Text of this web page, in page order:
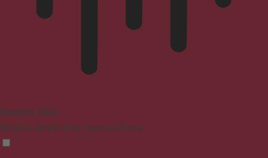
Blindness Mode
Reduces distractions, improves focus